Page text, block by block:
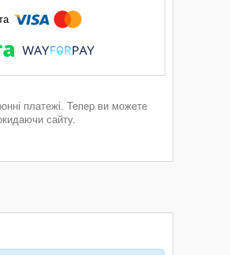
платежі. Тепер ви можете
сайту.